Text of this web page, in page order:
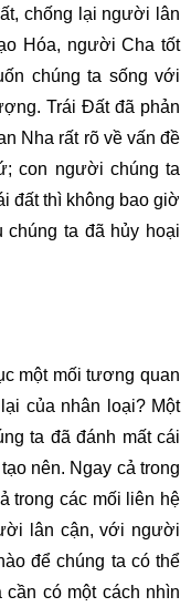
chống lại người lân
Hóa, người Cha tốt
chúng ta sống với
Trái Đất đã phản
Nha rất rõ về vấn đề
con người chúng ta
đất thì không bao giờ
chúng ta đã hủy hoại
một mối tương quan
của nhân loại? Một
ta đã đánh mất cái
nên. Ngay cả trong
trong các mối liên hệ
lân cận, với người
để chúng ta có thể
có một cách nhìn